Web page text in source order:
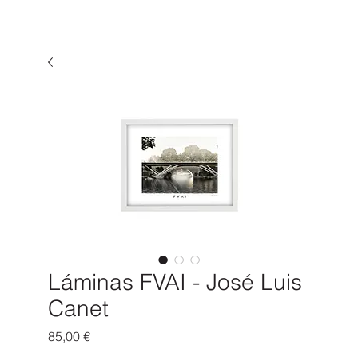
Láminas FVAI - José Luis
Canet
85,00 €Precio